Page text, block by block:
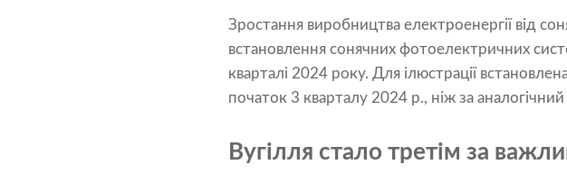
Зростання виробництва електроенергії від
встановлення сонячних фотоелектричних
кварталі 2024 року. Для ілюстрації
початок 3 кварталу 2024 р., ніж за
Вугілля стало третім за